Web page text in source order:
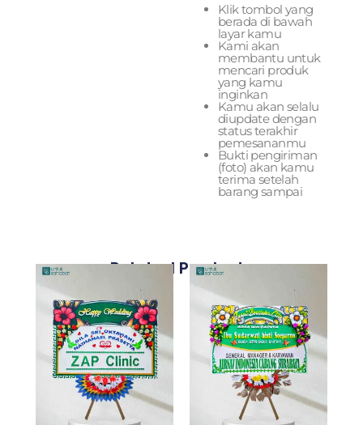
Klik tombol yang
berada di bawah
layar kamu
Kami akan
membantu untuk
mencari produk
yang kamu
inginkan
Kamu akan selalu
diupdate dengan
status terakhir
pemesananmu
Bukti pengiriman
(foto) akan kamu
terima setelah
barang sampai
Related Products